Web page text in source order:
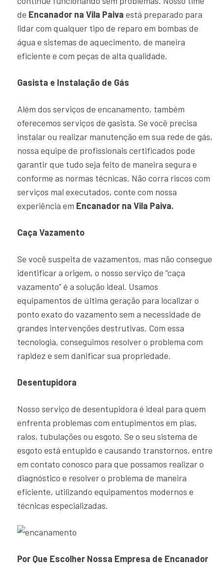
de Encanador na Vila Paiva está preparado para
lidar com qualquer tipo de reparo em bombas de
água e sistemas de aquecimento, de maneira
eficiente e com peças de alta qualidade.
Gasista e Instalação de Gás
Além dos serviços de encanamento, também
oferecemos serviços de gasista. Se você precisa
instalar ou realizar manutenção em sua rede de gás,
nossa equipe de profissionais certificados pode
garantir que tudo seja feito de maneira segura e
conforme as normas técnicas. Não corra riscos com
serviços mal executados, conte com nossa
experiência em Encanador na Vila Paiva.
Caça Vazamento
Se você suspeita de vazamentos, mas não consegue
identificar a origem, o nosso serviço de “caça
vazamento” é a solução ideal. Usamos
equipamentos de última geração para localizar o
ponto exato do vazamento sem a necessidade de
grandes intervenções destrutivas. Com essa
tecnologia, conseguimos resolver o problema com
rapidez e sem danificar sua propriedade.
Desentupidora
Nosso serviço de desentupidora é ideal para quem
enfrenta problemas com entupimentos em pias,
ralos, tubulações ou esgoto. Se o seu sistema de
esgoto está entupido e causando transtornos, entre
em contato conosco para que possamos realizar o
diagnóstico e resolver o problema de maneira
eficiente, utilizando equipamentos modernos e
técnicas especializadas.
Por Que Escolher Nossa Empresa de Encanador